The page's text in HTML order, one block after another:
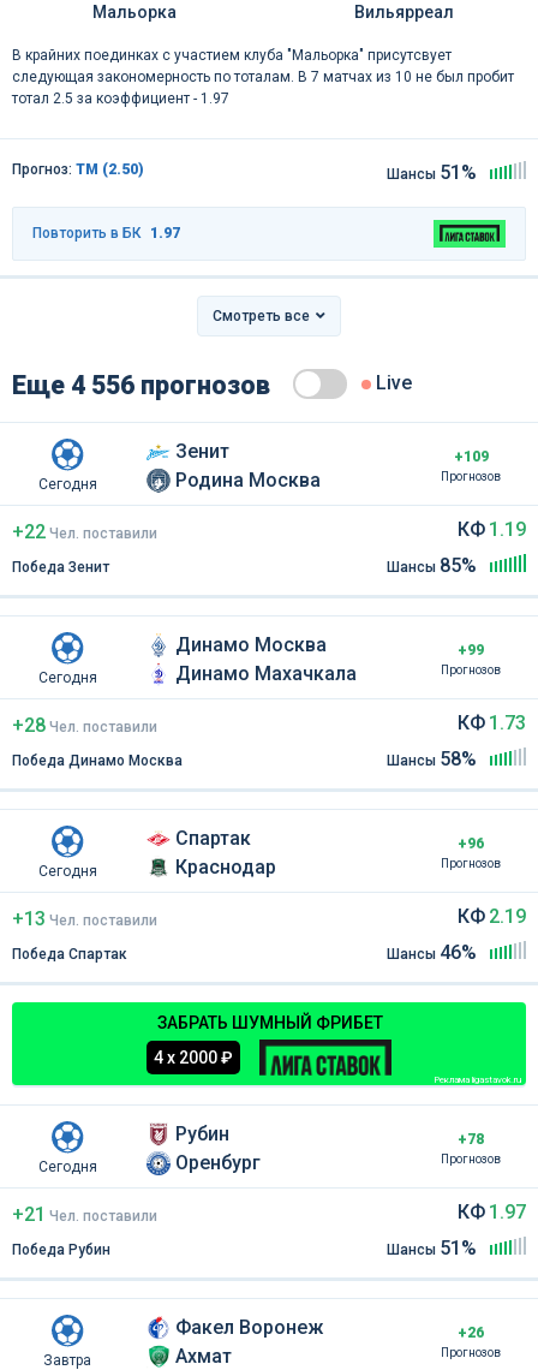
Мальорка Вильярреал
В крайних поединках с участием клуба "Мальорка" присутсвует
следующая закономерность по тоталам. В 7 матчах из 10 не был пробит
тотал 2.5 за коэффициент - 1.97
Прогноз: ТМ (2.50) Шансы 51%
Повторить в БК 1.97
Смотреть все
Еще 4 556 прогнозов Live
Сегодня
Зенит
Родина Москва
+109
Прогнозов
+22 Чел поставили
Победа Зенит
КФ 1.19
Шансы 85%
Сегодня
Динамо Москва
Динамо Махачкала
+99
Прогнозов
+28 Чел поставили
Победа Динамо Москва
КФ 1.73
Шансы 58%
Сегодня
Спартак
Краснодар
+96
Прогнозов
+13 Чел поставили
Победа Спартак
КФ 2.19
Шансы 46%
ЗАБРАТЬ ШУМНЫЙ ФРИБЕТ
4 х 2000 ₽
Реклама ligastavok.ru
Сегодня
Рубин
Оренбург
+78
Прогнозов
+21 Чел поставили
Победа Рубин
КФ 1.97
Шансы 51%
Завтра
Факел Воронеж
Ахмат
+26
Прогнозов